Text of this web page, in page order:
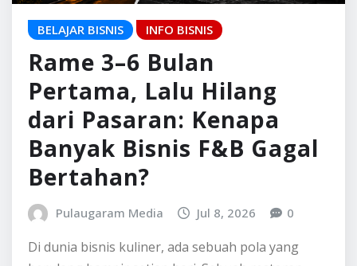
Pulaugaram Media Jul 8, 2026
Di dunia bisnis kuliner, ada sebuah pola yang
berulang hampir setiap hari. Sebuah restoran
baru dibuka dengan penuh semangat.
Interiornya…
READ MORE